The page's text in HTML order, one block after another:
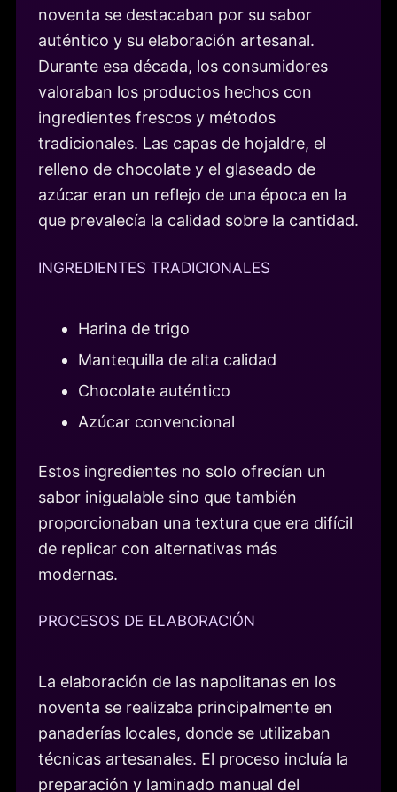
noventa se destacaban por su sabor
auténtico y su elaboración artesanal.
Durante esa década, los consumidores
valoraban los productos hechos con
ingredientes frescos y métodos
tradicionales. Las capas de hojaldre, el
relleno de chocolate y el glaseado de
azúcar eran un reflejo de una época en la
que prevalecía la calidad sobre la cantidad.
INGREDIENTES TRADICIONALES
Harina de trigo
Mantequilla de alta calidad
Chocolate auténtico
Azúcar convencional
Estos ingredientes no solo ofrecían un
sabor inigualable sino que también
proporcionaban una textura que era difícil
de replicar con alternativas más
modernas.
PROCESOS DE ELABORACIÓN
La elaboración de las napolitanas en los
noventa se realizaba principalmente en
panaderías locales, donde se utilizaban
técnicas artesanales. El proceso incluía la
preparación y laminado manual del